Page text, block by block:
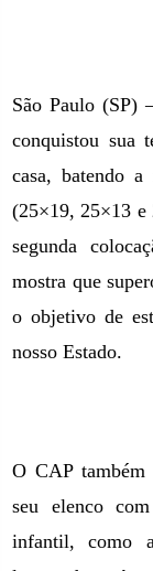
São Paulo (SP)
conquistou sua
casa, batendo
(25×19, 25×13 e
segunda
mostra que
o objetivo de
nosso Estado.
O CAP também
seu elenco
infantil, como